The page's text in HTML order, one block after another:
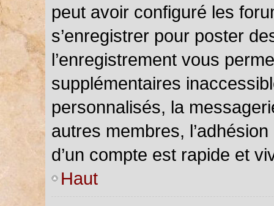
peut avoir configuré les
s’enregistrer pour poster
l’enregistrement vous
supplémentaires
personnalisés, la
autres membres,
d’un compte est rapide et
Haut